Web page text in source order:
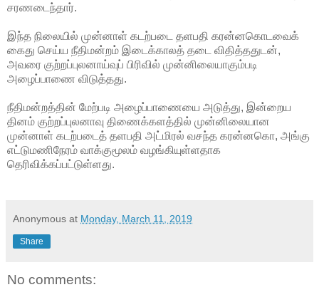
சரணடைந்தார்.
இந்த நிலையில் முன்னாள் கடற்படை தளபதி கரன்னகொடவைக்
கைது செய்ய நீதிமன்றம் இடைக்காலத் தடை விதித்ததுடன்,
அவரை குற்றப்புலனாய்வுப் பிரிவில் முன்னிலையாகும்படி
அழைப்பாணை விடுத்தது.
நீதிமன்றத்தின் மேற்படி அழைப்பாணையை அடுத்து, இன்றைய
தினம் குற்றப்புலனாவு திணைக்களத்தில் முன்னிலையான
முன்னாள் கடற்படைத் தளபதி அட்மிரல் வசந்த கரன்னகொ, அங்கு
எட்டுமணிநேரம் வாக்குமூலம் வழங்கியுள்ளதாக
தெரிவிக்கப்பட்டுள்ளது.
Anonymous at Monday, March 11, 2019
Share
No comments: